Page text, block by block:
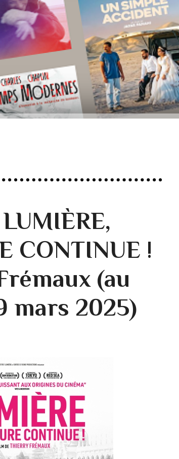
CONTINUE !
(au
mars 2025)